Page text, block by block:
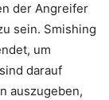
der Angreifer
sein. Smishing
um
darauf
auszugeben,